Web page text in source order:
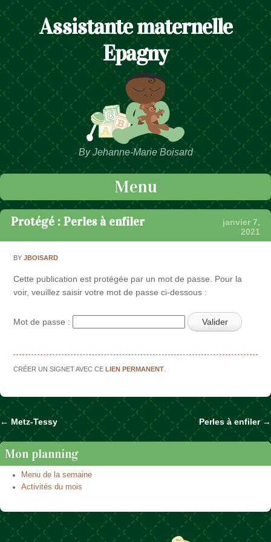
Assistante maternelle
Epagny
By Jehanne-Marie Boisard
Menu
Passer au contenu
Protégé : Perles à enfiler
janvier 7,
2021
BYJBOISARD
Cette publication est protégée par un mot de passe. Pour la
voir, veuillez saisir votre mot de passe ci-dessous :
Mot de passe :
CRÉER UN SIGNET AVEC CELIEN PERMANENT
Naviguer dans les articles
←Metz-Tessy Perles à enfiler→
Mon planning
Menu de la semaine
Activités du mois